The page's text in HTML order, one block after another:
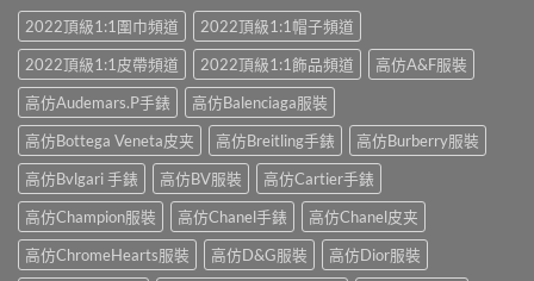
2022頂級1:1圍巾頻道
2022頂級1:1帽子頻道
2022頂級1:1皮帶頻道
2022頂級1:1飾品頻道
高仿A&F服裝
高仿Audemars.P手錶
高仿Balenciaga服裝
高仿Bottega Veneta皮夹
高仿Breitling手錶
高仿Burberry服裝
高仿Bvlgari 手錶
高仿BV服裝
高仿Cartier手錶
高仿Champion服裝
高仿Chanel手錶
高仿Chanel皮夹
高仿ChromeHearts服裝
高仿D&G服裝
高仿Dior服裝